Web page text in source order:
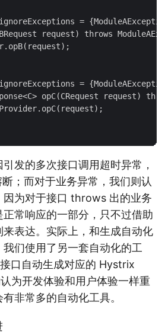
=
request) throws
=
opC(CRequest request)
发的多次接口调用超时异常，
；而对于业务异常，我们则认
因为对于接口 throws 出的业务
常响应的一部分，只不过借助
表达。实际上，和生成自动化
们使用了另一套自动化的工
口自动生成对应的 Hystrix
为开发体验和用户体验一样重
非常多的自动化工具。